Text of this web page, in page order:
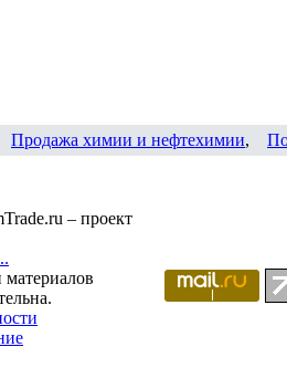
Продажа химии и нефтехимии,
– проект